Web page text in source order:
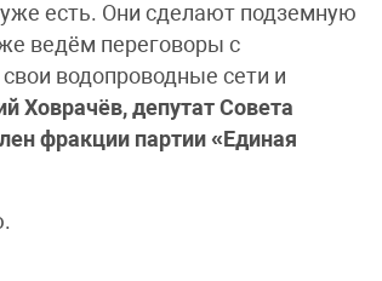
есть. Они сделают подземную
ведём переговоры с
водопроводные сети и
Ховрачёв, депутат Совета
фракции партии «Единая